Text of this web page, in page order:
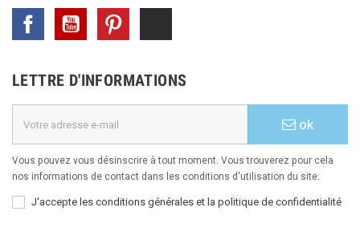
Facebook YouTube
LETTRE D'INFORMATIONS
ok
Vous pouvez vous désinscrire à tout moment. Vous trouverez pour cela
nos informations de contact dans les conditions d'utilisation du site.
J'accepte les conditions générales et la politique de confidentialité